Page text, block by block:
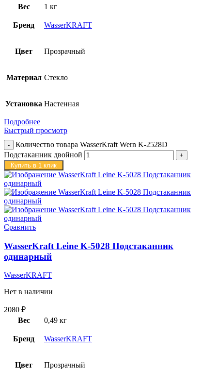
Вес
1 кг
Бренд WasserKRAFT
Цвет Прозрачный
Материал Стекло
Установка Настенная
Подробнее
Быстрый просмотр
Количество товара WasserKraft Wern K-2528D
Подстаканник двойной
Купить в 1 клик
Сравнить
WasserKraft Leine K-5028 Подстаканник
одинарный
WasserKRAFT
Нет в наличии
2080 ₽
Вес
0,49 кг
Бренд WasserKRAFT
Цвет Прозрачный